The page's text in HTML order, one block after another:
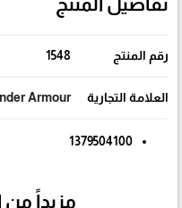
تفاصيل المنتج
رقم المنتج 1548
العلامة التجارية Armour
1379504100
مزيداً من